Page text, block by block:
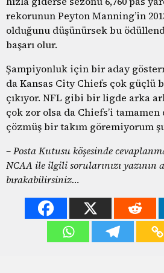
rekorunun Peyton Manning’in
olduğunu düşünürsek bu
başarı olur.
Şampiyonluk için bir aday
da Kansas City Chiefs çok güçlü
çıkıyor. NFL gibi bir ligde arka
çok zor olsa da Chiefs’i
çözmüş bir takım göremiyorum
– Posta Kutusu köşesinde
NCAA ile ilgili sorularınızı yazının
bırakabilirsiniz…